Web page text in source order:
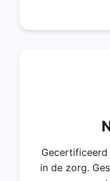
in de zorg.